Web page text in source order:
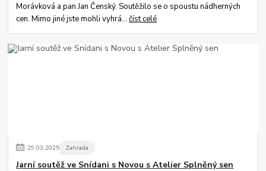
Morávková a pan Jan Čenský. Soutěžilo se o spoustu nádherných
cen. Mimo jiné jste mohli vyhrá...číst celé
29.03.2025 Zahrada
Jarní soutěž ve Snídani s Novou s Atelier Splněný sen